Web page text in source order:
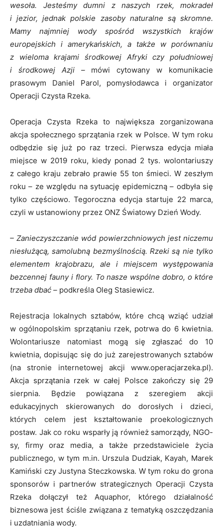
wesoła. Jesteśmy dumni z naszych rzek, mokradeł
i jezior, jednak polskie zasoby naturalne są skromne.
Mamy najmniej wody spośród wszystkich krajów
europejskich i amerykańskich, a także w porównaniu
z wieloma krajami środkowej Afryki czy południowej
i środkowej Azji –mówi cytowany w komunikacie
prasowym Daniel Parol, pomysłodawca i organizator
Operacji Czysta Rzeka.
Operacja Czysta Rzeka to największa zorganizowana
akcja społecznego sprzątania rzek w Polsce. W tym roku
odbędzie się już po raz trzeci. Pierwsza edycja miała
miejsce w 2019 roku, kiedy ponad 2 tys. wolontariuszy
z całego kraju zebrało prawie 55 ton śmieci. W zeszłym
roku – ze względu na sytuację epidemiczną – odbyła się
tylko częściowo. Tegoroczna edycja startuje 22 marca,
czyli w ustanowiony przez ONZ Światowy Dzień Wody.
– Zanieczyszczanie wód powierzchniowych jest niczemu
niesłużącą, samolubną bezmyślnością. Rzeki są nie tylko
elementem krajobrazu, ale i miejscem występowania
bezcennej fauny i flory. To nasze wspólne dobro, o które
trzeba dbać – podkreśla Oleg Stasiewicz.
Rejestracja lokalnych sztabów, które chcą wziąć udział
w ogólnopolskim sprzątaniu rzek, potrwa do 6 kwietnia.
Wolontariusze natomiast mogą się zgłaszać do 10
kwietnia, dopisując się do już zarejestrowanych sztabów
(na stronie internetowej akcji www.operacjarzeka.pl).
Akcja sprzątania rzek w całej Polsce zakończy się 29
sierpnia. Będzie powiązana z szeregiem akcji
edukacyjnych skierowanych do dorosłych i dzieci,
których celem jest kształtowanie proekologicznych
postaw. Jak co roku wsparły ją również samorządy, NGO-
sy, firmy oraz media, a także przedstawiciele życia
publicznego, w tym m.in. Urszula Dudziak, Kayah, Marek
Kamiński czy Justyna Steczkowska. W tym roku do grona
sponsorów i partnerów strategicznych Operacji Czysta
Rzeka dołączył też Aquaphor, którego działalność
biznesowa jest ściśle związana z tematyką oszczędzania
i uzdatniania wody.